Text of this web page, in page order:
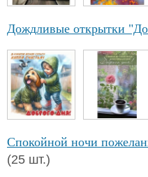
Дождливые открытки
Спокойной ночи
(25 шт.)